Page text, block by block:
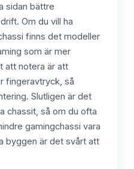
sidan bättre
Om du vill ha
finns det modeller
som är mer
att notera är att
fingeravtryck, så
Slutligen är det
chassit, så om du ofta
gamingchassi vara
byggen är det svårt att